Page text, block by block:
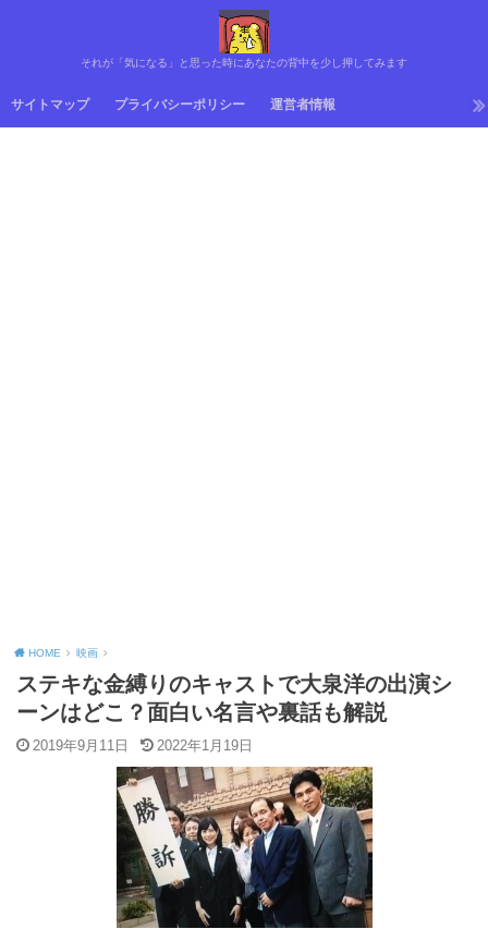
それが「気になる」と思った時にあなたの背中を少し押してみます
サイトマップ プライバシーポリシー 運営者情報
HOME 映画
ステキな金縛りのキャストで大泉洋の出演シ
ーンはどこ？面白い名言や裏話も解説
2019年9月11日 2022年1月19日